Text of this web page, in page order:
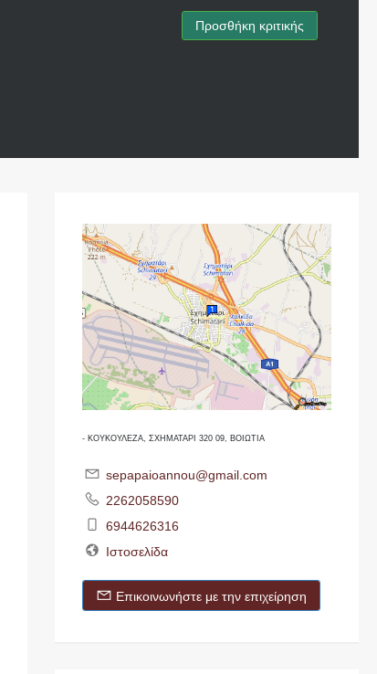
Προσθήκη κριτικής
- ΚΟΥΚΟΥΛΕΖΑ, ΣΧΗΜΑΤΑΡΙ 320 09, ΒΟΙΩΤΙΑ
sepapaioannou@gmail.com
2262058590
6944626316
Ιστοσελίδα
Επικοινωνήστε με την επιχείρηση